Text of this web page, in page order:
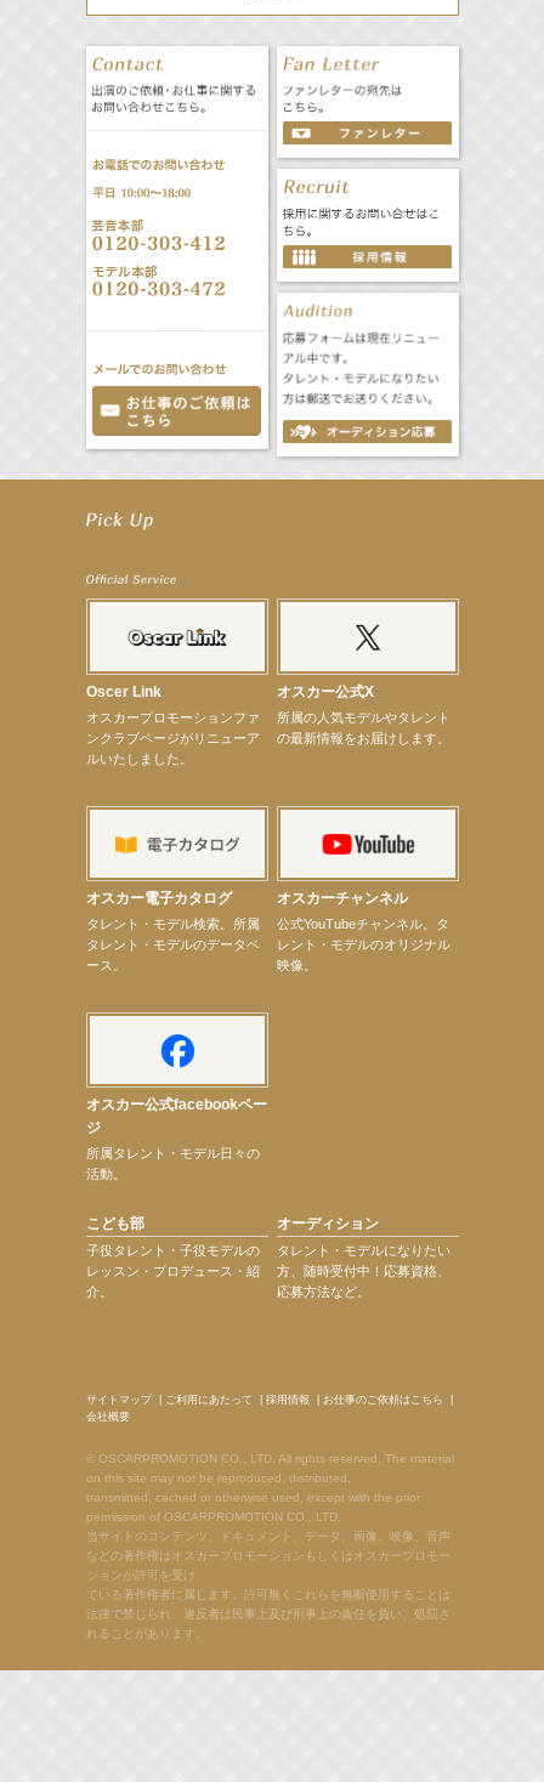
【武井咲】ENFÖLD 2026 PF/FW archetypeに登場！
【elfin’】8月16日（日）「全世界」発売記念イベント決定！
【elfin’】7thシングル『全世界』がFM TANABEでO.A.決定♪
【昆虫ハンター牧田習】宝塚市立手塚治虫記念館トークショー＆宝塚文化芸術センター昆虫展示イ
ショーゲスト出演！
【定本楓馬】WEB DIGVII 連載企画『東京23時』に登場！
【髙橋ひかる】7月雑誌掲載情報
【elfin’】7thシングル『全世界』がFMふくろうでパワープレイO.A.決定
【elfin’】【辻美優】8月28日（金）「辻美優(elfin’)グレイテスト・ショー」に出演決定！
【elfin’】9月27日（日）「Beauty Voice Theater Reboot Vol.3」開催決定！
【本田紗来】「Ray」9月号発売中！
【宇垣美里】「マンガ【推しの子】展‐星のキセキ‐」オープニングイベント
Oscer Link
オスカープロモーションファ
ンクラブページがリニューア
ルいたしました。
オスカー公式X
所属の人気モデルやタレント
の最新情報をお届けします。
オスカー電子カタログ
タレント・モデル検索。所属
タレント・モデルのデータベ
ース。
オスカーチャンネル
公式YouTubeチャンネル。タ
レント・モデルのオリジナル
映像。
オスカー公式facebookペー
ジ
所属タレント・モデル日々の
活動。
こども部
子役タレント・子役モデルの
レッスン・プロデュース・紹
介。
オーディション
タレント・モデルになりたい
方、随時受付中！応募資格、
応募方法など。
サイトマップ| ご利用にあたって 採用情報 お仕事のご依頼はこちら
会社概要
© OSCARPROMOTION CO., LTD. All rights reserved. The material
on this site may not be reproduced, distributed,
transmitted, cached or otherwise used, except with the prior
permission of OSCARPROMOTION CO., LTD.
当サイトのコンテンツ、ドキュメント、データ、画像、映像、音声
などの著作権はオスカープロモーションもしくはオスカープロモー
ションが許可を受け
ている著作権者に属します。許可無くこれらを無断使用することは
法律で禁じられ、違反者は民事上及び刑事上の責任を負い、処罰さ
れることがあります。